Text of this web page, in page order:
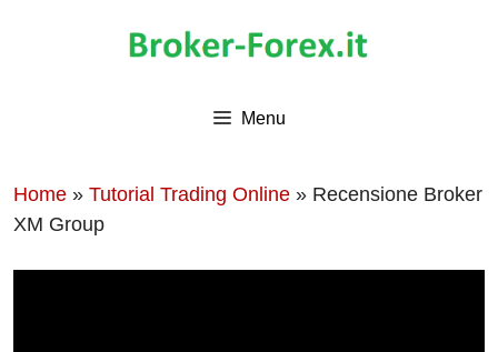
Menu
Home » Tutorial Trading Online » Recensione Broker
XM Group